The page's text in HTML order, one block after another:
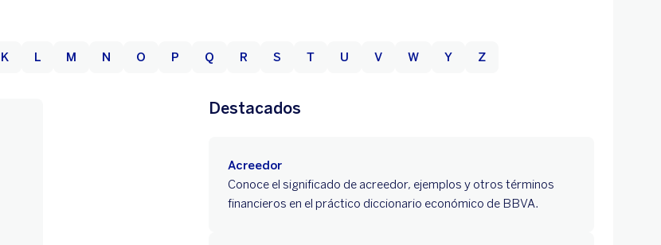
K L M N O P Q R S T U V W Y Z
Destacados
Acreedor
Conoce el significado de acreedor, ejemplos y otros términos
financieros en el práctico diccionario económico de BBVA.